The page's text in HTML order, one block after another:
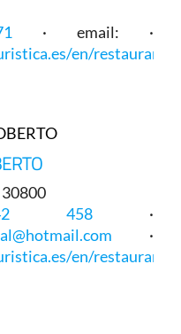
· email: ·
en/restaurant/
30800
458·
·
en/restaurant/